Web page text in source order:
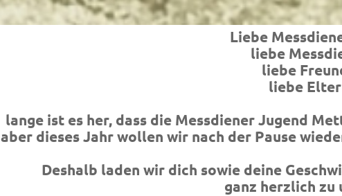
Liebe
liebe
liebe
liebe
lange ist es her, dass die Messdiener Jugend
aber dieses Jahr wollen wir nach der Pause
Deshalb laden wir dich sowie deine
ganz herzlich zu